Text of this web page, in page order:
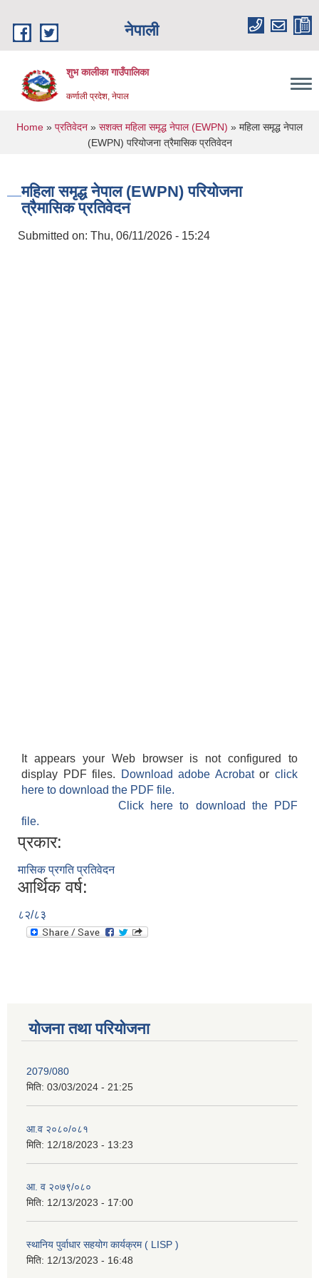
नेपाली
शुभ कालीका गाउँपालिका
कर्णाली प्रदेश, नेपाल
You are here
Home » प्रतिवेदन » सशक्त महिला समृद्ध नेपाल (EWPN) » महिला समृद्ध नेपा‍ल
(EWPN) परियोजना त्रैमासिक प्रतिवेदन
महिला समृद्ध नेपा‍ल (EWPN) परियोजना
त्रैमासिक प्रतिवेदन
Submitted on: Thu, 06/11/2026 - 15:24
It appears your Web browser is not configured to
display PDF files.
Download adobe Acrobatorclick
here to download the PDF file.
Click here to download the PDF
file.
प्रकार:
मासिक प्रगति प्रतिवेदन
आर्थिक वर्ष:
८२/८३
योजना तथा परियोजना
2079/080
मिति: 03/03/2024 - 21:25
आ.व २०८०/०८१
मिति: 12/18/2023 - 13:23
आ. व २०७९/०८०
मिति: 12/13/2023 - 17:00
स्थानिय पुर्वाधार सहयोग कार्यक्रम ( LISP )
मिति: 12/13/2023 - 16:48